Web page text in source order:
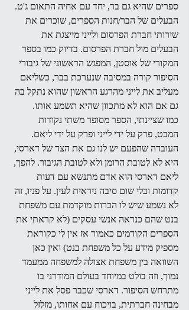
ספרים שהיא גם בר, יחד עם אחיה התאום ג'ט.
הבעלים של הבר/חנות הספרים, שוכרים את
שירותי חברת הפרסום ולייני מייצגת את
הבעלים מול חברת הפרסום. בדיוק כמו בספר
המקורי של אוסטן, המפגש הראשוני של גיבורי
הסיפור קורה במסיבה שנערכת בבר, כשליאם
מעליב את לייני מהרגע הראשון שהוא נתקל בה
גם אם הוא לא מתכוון שהיא תשמע אותו.
כמו שציינתי, הספר מסופר משתי נקודות
המבט, פרק על ידי לייני ופרק על ידי ליאם.
העובדה שהפעם יש לנו גם את הצד של דארסי,
היא לא לטובת הרומן ולא לטובת הגיבור. להפך,
ליאם דארסי הוא אדם מתנשא עם דעות
קדומות ובלי שום סיבה ניראית לעין. על פניו, זה
לא נשמע שיש לו הכרות מוקדמת עם משפחת
בנט שהם כנראה אנשי עסקים (לא קראתי את
הספרים הקודמים כאמור אז אין לי כקוראת
מספיק מידע על כל משפחת בנט) ואין כאן
השוואה בין משפחת אצולה למשפחה ממעמד
נמוך, וזה בולט במיוחד בעולם המודרני בו
מתרחש הסיפור. דארסי שכבר פסל את לייני
מבחינה חברתית, בויכוח עם אחותו, מזלזל